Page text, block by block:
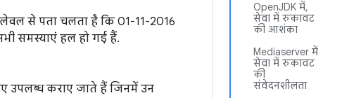
OpenJDK में,
सेवा में रुकावट
की आशंका
Mediaserver में
सेवा में रुकावट
की
संवेदनशीलता
से पता चलता है कि 01-11-2016
समस्याएं हल हो गई हैं.
उपलब्ध कराए जाते हैं जिनमें उन